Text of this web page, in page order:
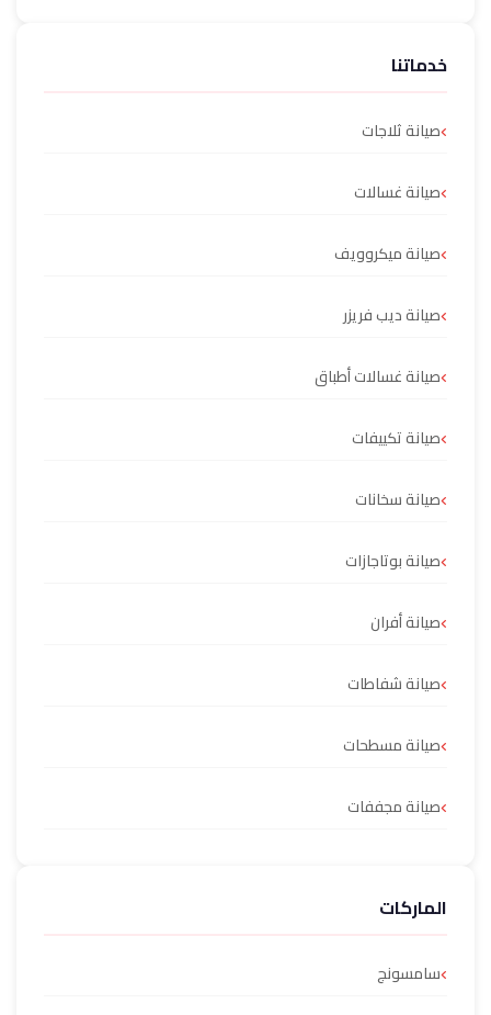
خدماتنا
صيانة ثلاجات
صيانة غسالات
صيانة ميكروويف
صيانة ديب فريزر
صيانة غسالات أطباق
صيانة تكييفات
صيانة سخانات
صيانة بوتاجازات
صيانة أفران
صيانة شفاطات
صيانة مسطحات
صيانة مجففات
الماركات
سامسونج